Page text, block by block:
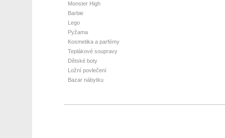
Monster High
Barbie
Lego
Pyžama
Kosmetika a parfémy
Teplákové soupravy
Dětské boty
Ložní povlečení
Bazar nábytku